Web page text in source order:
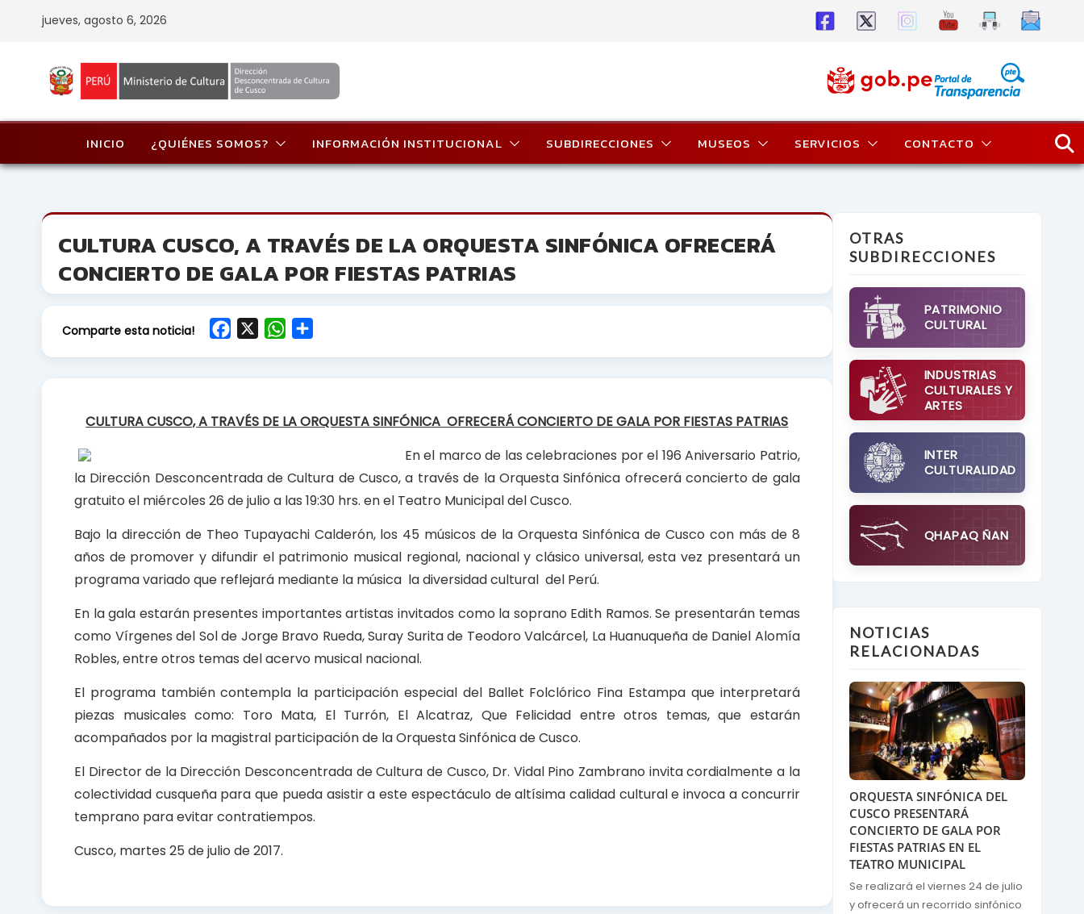
jueves, agosto 6, 2026
INICIO ¿QUIÉNES SOMOS? INFORMACIÓN INSTITUCIONAL SUBDIRECCIONES MUSEOS SERVICIOS CONTACTO
CULTURA CUSCO, A TRAVÉS DE LA ORQUESTA SINFÓNICA OFRECERÁ
CONCIERTO DE GALA POR FIESTAS PATRIAS
Comparte esta noticia!
b
o
k
W
s
A
p
e
CULTURA CUSCO, A TRAVÉS DE LA ORQUESTA SINFÓNICA OFRECERÁ CONCIERTO DE GALA POR FIESTAS PATRIAS
En el marco de las celebraciones por el 196 Aniversario Patrio,
la Dirección Desconcentrada de Cultura de Cusco, a través de la Orquesta Sinfónica ofrecerá concierto de gala
gratuito el miércoles 26 de julio a las 19:30 hrs. en el Teatro Municipal del Cusco.
Bajo la dirección de Theo Tupayachi Calderón, los 45 músicos de la Orquesta Sinfónica de Cusco con más de 8
años de promover y difundir el patrimonio musical regional, nacional y clásico universal, esta vez presentará un
programa variado que reflejará mediante la música la diversidad cultural del Perú.
En la gala estarán presentes importantes artistas invitados como la soprano Edith Ramos. Se presentarán temas
como Vírgenes del Sol de Jorge Bravo Rueda, Suray Surita de Teodoro Valcárcel, La Huanuqueña de Daniel Alomía
Robles, entre otros temas del acervo musical nacional.
El programa también contempla la participación especial del Ballet Folclórico Fina Estampa que interpretará
piezas musicales como: Toro Mata, El Turrón, El Alcatraz, Que Felicidad entre otros temas, que estarán
acompañados por la magistral participación de la Orquesta Sinfónica de Cusco.
El Director de la Dirección Desconcentrada de Cultura de Cusco, Dr. Vidal Pino Zambrano invita cordialmente a la
colectividad cusqueña para que pueda asistir a este espectáculo de altísima calidad cultural e invoca a concurrir
temprano para evitar contratiempos.
Cusco, martes 25 de julio de 2017.
OTRAS
SUBDIRECCIONES
PATRIMONIO
CULTURAL
INDUSTRIAS
CULTURALES Y
ARTES
INTER
CULTURALIDAD
QHAPAQ ÑAN
NOTICIAS
RELACIONADAS
ORQUESTA SINFÓNICA DEL
CUSCO PRESENTARÁ
CONCIERTO DE GALA POR
FIESTAS PATRIAS EN EL
TEATRO MUNICIPAL
Se realizará el viernes 24 de julio
y ofrecerá un recorrido sinfónico